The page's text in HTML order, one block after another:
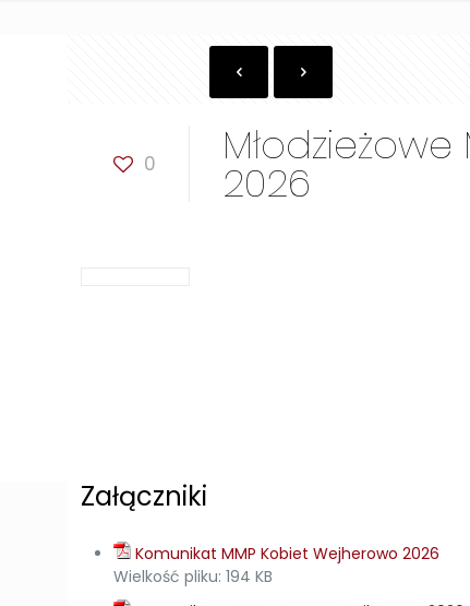
0 2026
Załączniki
Komunikat MMP Kobiet Wejherowo 2026
Wielkość pliku: 194 KB